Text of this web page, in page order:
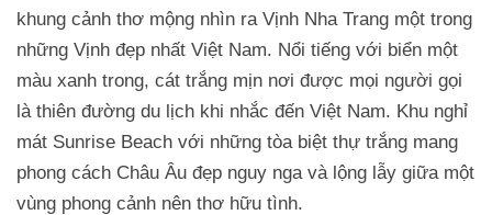
Đường đi đến đây
khung cảnh thơ mộng nhìn ra Vịnh Nha Trang một trong
những Vịnh đẹp nhất Việt Nam. Nổi tiếng với biển một
màu xanh trong, cát trắng mịn nơi được mọi người gọi
là thiên đường du lịch khi nhắc đến Việt Nam. Khu nghỉ
mát Sunrise Beach với những tòa biệt thự trắng mang
phong cách Châu Âu đẹp nguy nga và lộng lẫy giữa một
vùng phong cảnh nên thơ hữu tình.